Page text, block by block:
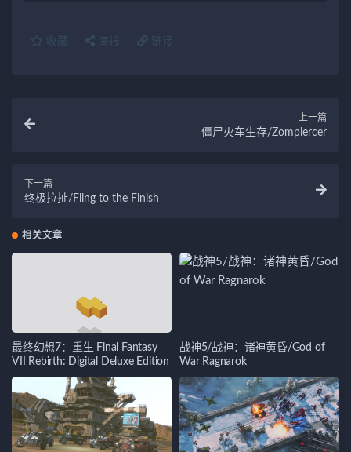
收藏 海报 链接
上一篇
僵尸火车生存/Zompiercer
下一篇
终极拉扯/Fling to the Finish
相关文章
最终幻想7：重生 Final Fantasy
VII Rebirth: Digital Deluxe Edition
战神5/战神：诸神黄昏/God of
War Ragnarok